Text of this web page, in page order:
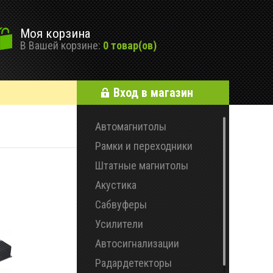
Моя корзина
В Вашей корзине: 0 товар(ов)
Вход в магазин
Автомагнитолы
Рамки и переходники
Штатные магнитолы
Акустика
Сабвуферы
Усилители
Автосигнализации
Радардетекторы